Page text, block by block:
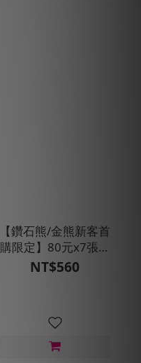
【鑽石熊/金熊新客首
購限定】80元x7張搭
車金★現折100元
NT$560